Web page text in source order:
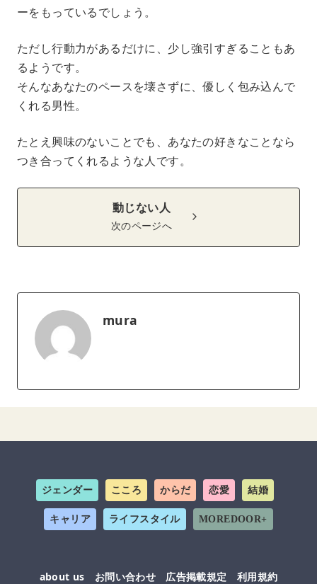
ーをもっているでしょう。
ただし行動力があるだけに、少し強引すぎることもあ
るようです。
そんなあなたのペースを壊さずに、優しく包み込んで
くれる男性。
たとえ興味のないことでも、あなたの好きなことなら
つき合ってくれるような人です。
動じない人
次のページへ
mura
ジェンダー こころ からだ 恋愛 結婚
キャリア ライフスタイル MOREDOOR+
about us お問い合わせ 広告掲載規定 利用規約